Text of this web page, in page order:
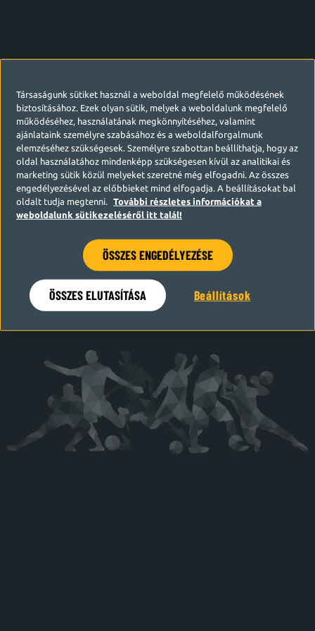
Hamarosan visszatérünk
Társaságunk sütiket használ a weboldal megfelelő működésének
biztosításához. Ezek olyan sütik, melyek a weboldalunk megfelelő
működéséhez, használatának megkönnyítéséhez, valamint
ajánlataink személyre szabásához és a weboldalforgalmunk
elemzéséhez szükségesek. Személyre szabottan beállíthatja, hogy az
oldal használatához mindenképp szükségesen kívül az analitikai és
marketing sütik közül melyeket szeretné még elfogadni. Az összes
engedélyezésével az előbbieket mind elfogadja. A beállításokat bal
oldalt tudja megtenni.
További részletes információkat a
weboldalunk sütikezeléséről itt talál!
ÖSSZES ENGEDÉLYEZÉSE
ÖSSZES ELUTASÍTÁSA Beállítások